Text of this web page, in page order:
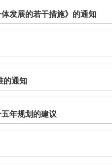
发展的若干措施》的通知
的通知
年规划的建议